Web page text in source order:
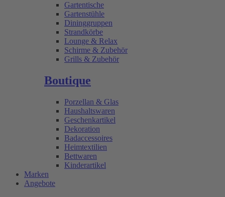
Gartentische
Gartenstühle
Dininggruppen
Strandkörbe
Lounge & Relax
Schirme & Zubehör
Grills & Zubehör
Boutique
Porzellan & Glas
Haushaltswaren
Geschenkartikel
Dekoration
Badaccessoires
Heimtextilien
Bettwaren
Kinderartikel
Marken
Angebote